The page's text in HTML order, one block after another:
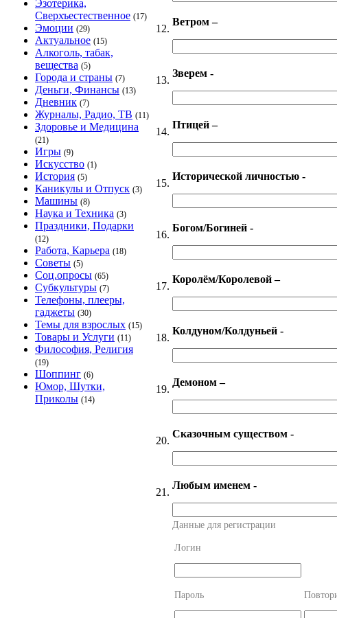
Эзотерика,
Сверхъестественное (17)
Эмоции (29)
Актуальное (15)
Алкоголь, табак,
вещества (5)
Города и страны (7)
Деньги, Финансы (13)
Дневник (7)
Журналы, Радио, ТВ (11)
Здоровье и Медицина
(21)
Игры (9)
Искусство (1)
История (5)
Каникулы и Отпуск (3)
Машины (8)
Наука и Техника (3)
Праздники, Подарки
(12)
Работа, Карьера (18)
Советы (5)
Соц.опросы (65)
Субкультуры (7)
Телефоны, плееры,
гаджеты (30)
Темы для взрослых (15)
Товары и Услуги (11)
Философия, Религия
(19)
Шоппинг (6)
Юмор, Шутки,
Приколы (14)
12.
Ветром –
13.
Зверем -
14.
Птицей –
15.
Исторической личностью -
16.
Богом/Богиней -
17.
Королём/Королевой –
18.
Колдуном/Колдуньей -
19.
Демоном –
20.
Сказочным существом -
21.
Любым именем -
Данные для регистрации
Логин
Пароль